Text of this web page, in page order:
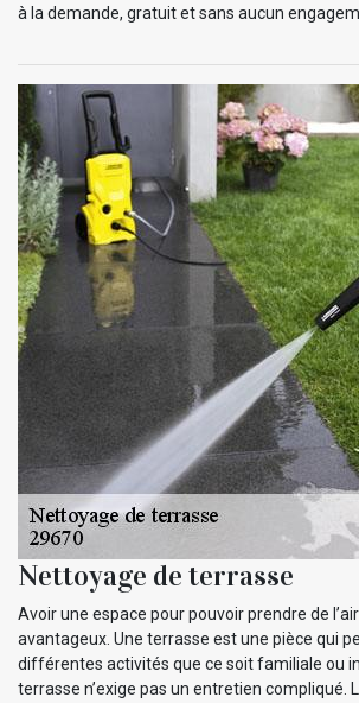
à la demande, gratuit et sans aucun
Nettoyage de terrasse
Avoir une espace pour pouvoir prendre de
avantageux. Une terrasse est une pièce qui
différentes activités que ce soit familiale ou
terrasse n’exige pas un entretien compliqué.